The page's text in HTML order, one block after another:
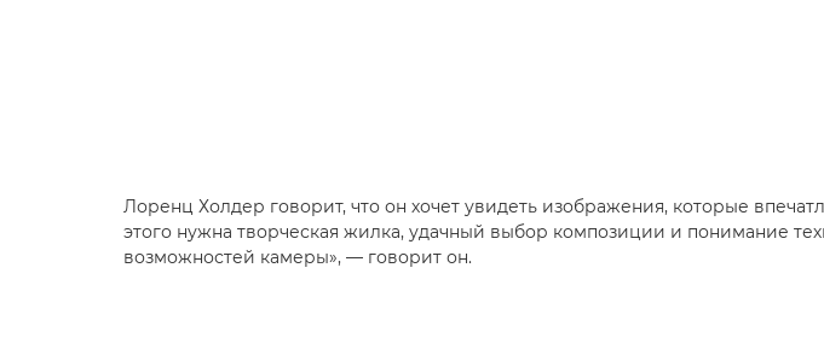
Лоренц Холдер говорит, что он хочет увидеть изображения, которые
этого нужна творческая жилка, удачный выбор композиции и понимание
возможностей камеры», — говорит он.